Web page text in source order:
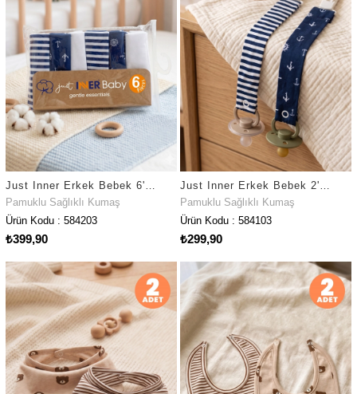
Just Inner Erkek Bebek 6'lı Pamuklu Ağız Mendili Denizci ve Çizgili Kutulu Set Nefes Alan (584203)
Pamuklu Sağlıklı Kumaş
Ürün Kodu : 584203
₺399,90
Just Inner Erkek Bebek 2'li Pamuklu Emzik Askısı Klipsli Denizci ve Çizgili Güvenli ve Şık (584103)
Pamuklu Sağlıklı Kumaş
Ürün Kodu : 584103
₺299,90